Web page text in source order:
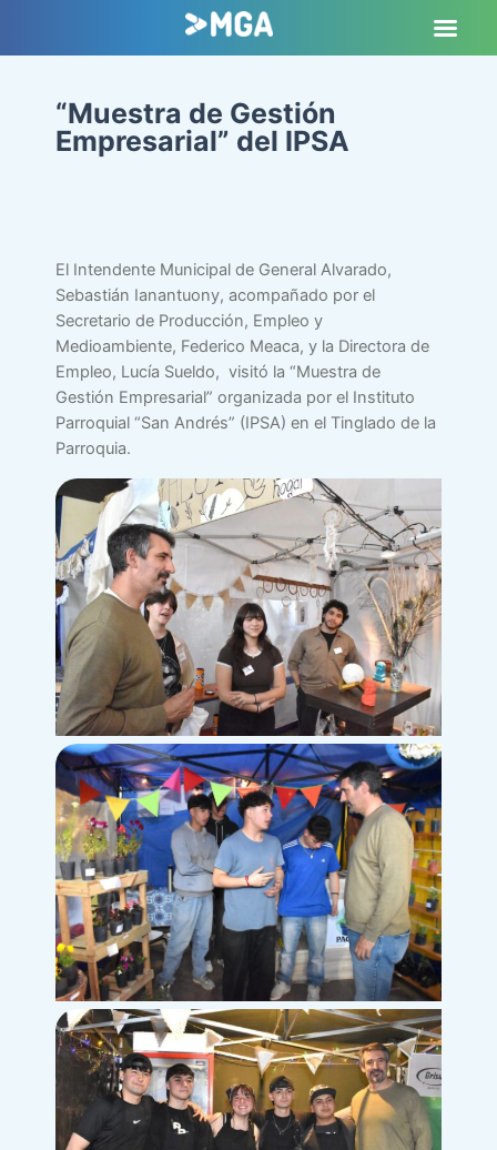
“Muestra de Gestión
Empresarial” del IPSA
El Intendente Municipal de General Alvarado,
Sebastián Ianantuony, acompañado por el
Secretario de Producción, Empleo y
Medioambiente, Federico Meaca, y la Directora de
Empleo, Lucía Sueldo, visitó la “Muestra de
Gestión Empresarial” organizada por el Instituto
Parroquial “San Andrés” (IPSA) en el Tinglado de la
Parroquia.